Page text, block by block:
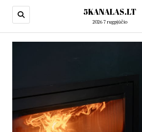
5KANALAS.LT
2026 7 rugpjūčio